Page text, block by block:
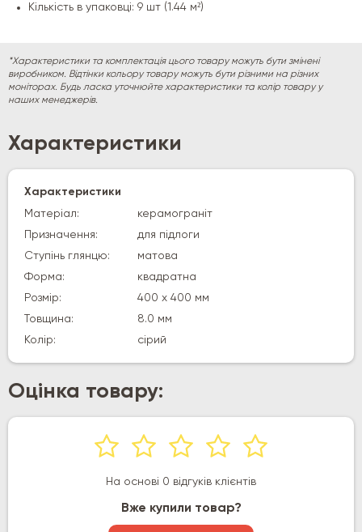
Кількість в упаковці: 9 шт (1.44 м²)
*Характеристики та комплектація цього товару можуть бути змінені
виробником. Відтінки кольору товару можуть бути різними на різних
моніторах. Будь ласка уточнюйте характеристики та колір товару у
наших менеджерів.
Характеристики
Характеристики
Матеріал:
керамограніт
Призначення:
для підлоги
Ступінь глянцю:
матова
Форма:
квадратна
Розмір:
400 х 400 мм
Товщина:
8.0 мм
Колір:
сірий
Оцінка товару:
На основі 0 відгуків клієнтів
Вже купили товар?